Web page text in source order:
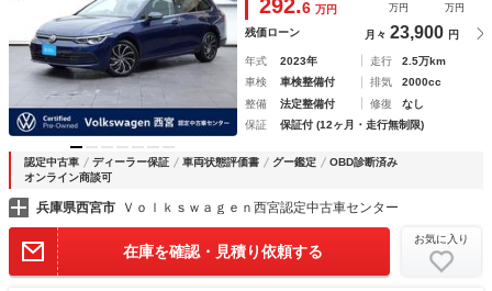
１７ＡＷ ＣａｒＰｌａｙ ハンドルヒーター ＥＴＣ
292.6 万円 万円 万円
残価ローン 月々 23,900 円
年式 2023年 走行
2.5万km
車検
車検整備付 排気
2000cc
整備
法定整備付 修復
なし
保証
保証付 (12ヶ月・走行無制限)
認定中古車 ディーラー保証 車両状態評価書 グー鑑定
OBD診断済み
オンライン商談可
兵庫県西宮市 Ｖｏｌｋｓｗａｇｅｎ西宮認定中古車センター
在庫を確認・見積り依頼する
お気に入り